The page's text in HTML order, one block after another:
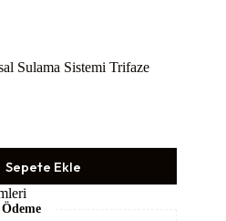
Sulama Sistemi Trifaze
Sepete Ekle